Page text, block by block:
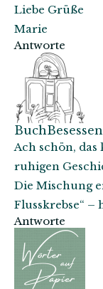
Liebe Grüße
Marie
Antworte
BuchBesessen
Ach schön, das
ruhigen
Die Mischung
Flusskrebse“ –
Antworte